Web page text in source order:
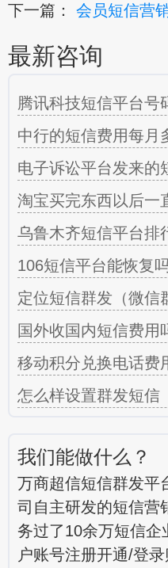
下一篇： 会员短信营
最新咨询
腾讯科技短信平台号
中行的短信费用每月
电子诉讼平台发来的
淘宝买完东西以后一
乌鲁木齐短信平台排
106短信平台能恢复
定位短信群发（微信
国外收国内短信费用
移动积分兑换电话费
怎么样设置群发短信
我们能做什么？
万商超信短信群发平
司自主研发的短信营
务过了10余万短信企
户账号注册开通/登